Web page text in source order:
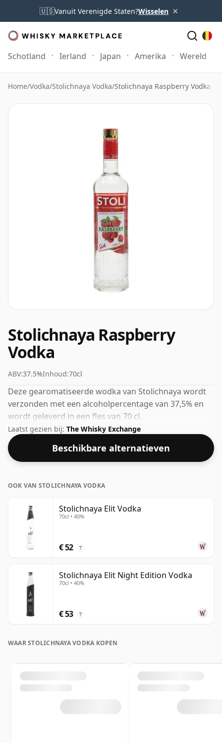
🇺🇸Vanuit Verenigde Staten?Wisselen ×
Schotland Ierland Japan Amerika Wereld
Home/Vodka/Stolichnaya Vodka/Stolichnaya Raspberry Vodka
Stolichnaya Raspberry
Vodka
ABV:37.5%Inhoud:70cl
Deze gearomatiseerde wodka van Stolichnaya wordt
verzonden met een alcoholpercentage van 37,5% en
wordt geleverd in een fles van 70 cl.
Laatst gezien bij: The Whisky Exchange
Beschikbare alternatieven
OOK VAN STOLICHNAYA VODKA
Stolichnaya Elit Vodka
70cl • 40%
€ 52 ?
Stolichnaya Elit Night Edition Vodka
70cl • 40%
€ 53 ?
WAAR STOLICHNAYA VODKA KOPEN